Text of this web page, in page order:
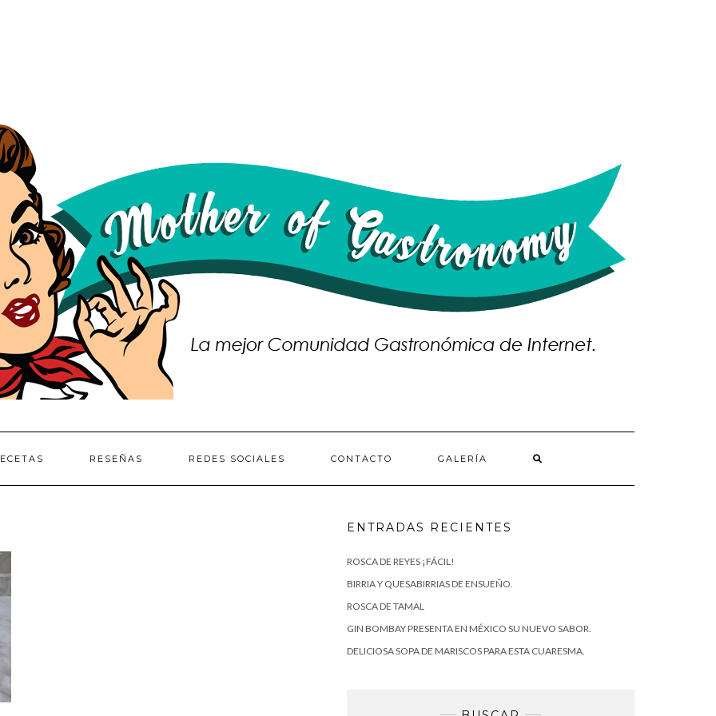
RESEÑAS REDES SOCIALES CONTACTO GALERÍA
ENTRADAS RECIENTES
ROSCA DE REYES ¡FÁCIL!
BIRRIA Y QUESABIRRIAS DE ENSUEÑO.
ROSCA DE TAMAL
GIN BOMBAY PRESENTA EN MÉXICO SU NUEVO SABOR.
DELICIOSA SOPA DE MARISCOS PARA ESTA CUARESMA.